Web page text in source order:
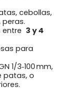
cebollas,
entre 3 y 4
para
1/3‑100 mm,
patas, o